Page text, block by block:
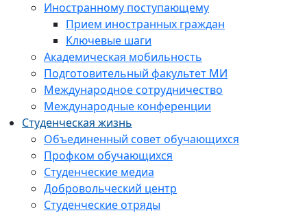
Иностранному поступающему
Прием иностранных граждан
Ключевые шаги
Академическая мобильность
Подготовительный факультет МИ
Международное сотрудничество
Международные конференции
Студенческая жизнь
Объединенный совет обучающихся
Профком обучающихся
Студенческие медиа
Добровольческий центр
Студенческие отряды